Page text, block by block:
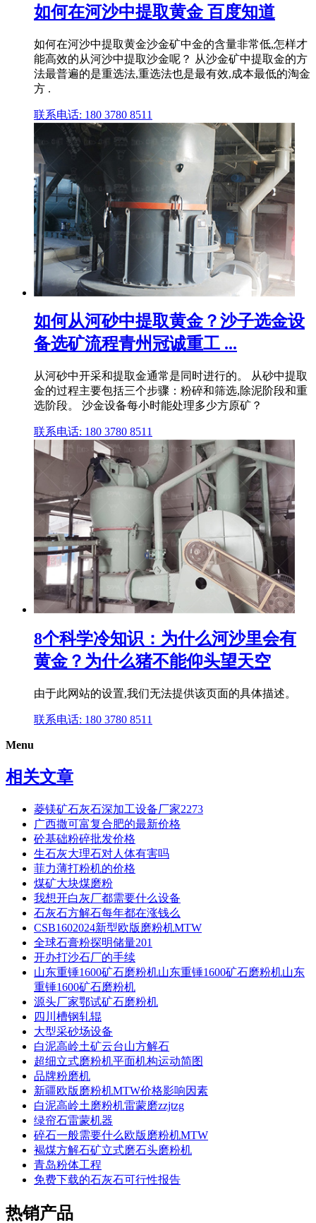
如何在河沙中提取黄金 百度知道
如何在河沙中提取黄金沙金矿中金的含量非常低,怎样才
能高效的从河沙中提取沙金呢？ 从沙金矿中提取金的方
法最普遍的是重选法,重选法也是最有效,成本最低的淘金
方 .
联系电话: 180 3780 8511
如何从河砂中提取黄金？沙子选金设
备选矿流程青州冠诚重工 ...
从河砂中开采和提取金通常是同时进行的。 从砂中提取
金的过程主要包括三个步骤：粉碎和筛选,除泥阶段和重
选阶段。 沙金设备每小时能处理多少方原矿？
联系电话: 180 3780 8511
8个科学冷知识：为什么河沙里会有
黄金？为什么猪不能仰头望天空
由于此网站的设置,我们无法提供该页面的具体描述。
联系电话: 180 3780 8511
Menu
相关文章
菱镁矿石灰石深加工设备厂家2273
广西撒可富复合肥的最新价格
砼基础粉碎批发价格
生石灰大理石对人体有害吗
菲力薄打粉机的价格
煤矿大块煤磨粉
我想开白灰厂都需要什么设备
石灰石方解石每年都在涨钱么
CSB1602024新型欧版磨粉机MTW
全球石膏粉探明储量201
开办打沙石厂的手续
山东重锤1600矿石磨粉机山东重锤1600矿石磨粉机山东
重锤1600矿石磨粉机
源头厂家鄂试矿石磨粉机
四川槽钢轧辊
大型采砂场设备
白泥高岭土矿云台山方解石
超细立式磨粉机平面机构运动简图
品牌粉磨机
新疆欧版磨粉机MTW价格影响因素
白泥高岭土磨粉机雷蒙磨zzjtzg
绿帘石雷蒙机器
碎石一般需要什么欧版磨粉机MTW
褐煤方解石矿立式磨石头磨粉机
青岛粉体工程
免费下载的石灰石可行性报告
热销产品